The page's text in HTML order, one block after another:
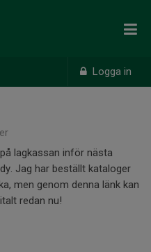
Logga in
lagkassan inför nästa
Jag har beställt kataloger
men genom denna länk kan
redan nu!